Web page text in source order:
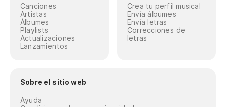
Canciones
Artistas
Álbumes
Playlists
Actualizaciones
Lanzamientos
Crea tu perfil musical
Envía álbumes
Envía letras
Correcciones de
letras
Sobre el sitio web
Ayuda